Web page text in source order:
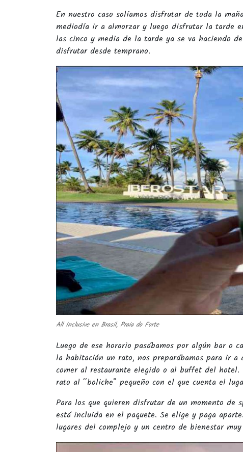
En nuestro caso solíamos disfrutar de toda la
mediodía ir a almorzar y luego disfrutar la tarde
las cinco y media de la tarde ya se va haciendo
disfrutar desde temprano.
All Inclusive en Brasil, Praia do Forte
Luego de ese horario pasábamos por algún bar o
la habitación un rato, nos preparábamos para ir a
comer al restaurante elegido o al buffet del
rato al “boliche” pequeño con el que cuenta el
Para los que quieren disfrutar de un momento de
está incluida en el paquete. Se elige y paga
lugares del complejo y un centro de bienestar